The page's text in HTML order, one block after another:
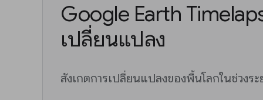
Google Earth
เปลี่ยนแปลง
สังเกตการเปลี่ยนแปลงของพื้นโลกในช่วงระ